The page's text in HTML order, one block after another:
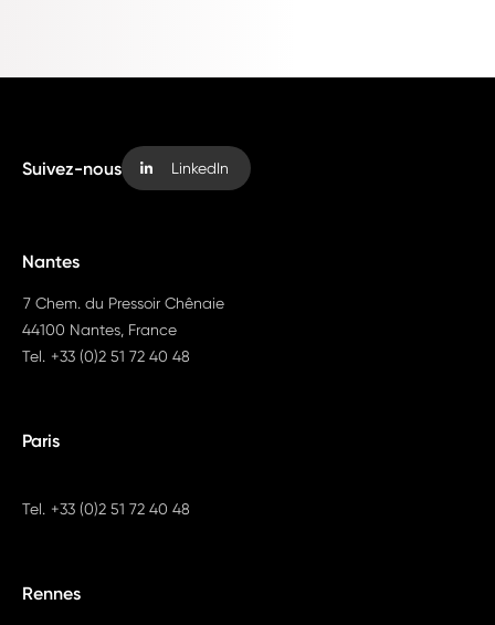
Suivez-nous LinkedIn
Nantes
7 Chem. du Pressoir Chênaie
44100 Nantes, France
Tel. +33 (0)2 51 72 40 48
Paris
Tel. +33 (0)2 51 72 40 48
Rennes